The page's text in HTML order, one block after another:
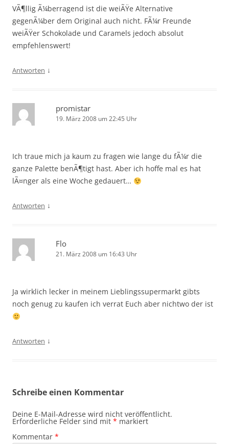
VÃ¶llig Ã¼berragend ist die weiÃŸe Alternative
gegenÃ¼ber dem Original auch nicht. FÃ¼r Freunde
weiÃŸer Schokolade und Caramels jedoch absolut
empfehlenswert!
Antworten ↓
promistar
19. März 2008 um 22:45 Uhr
Ich traue mich ja kaum zu fragen wie lange du fÃ¼r die
ganze Palette benÃ¶tigt hast. Aber ich hoffe mal es hat
lÃ¤nger als eine Woche gedauert…
Antworten ↓
Flo
21. März 2008 um 16:43 Uhr
Ja wirklich lecker in meinem Lieblingssupermarkt gibts
noch genug zu kaufen ich verrat Euch aber nichtwo der ist
Antworten ↓
Schreibe einen Kommentar
Deine E-Mail-Adresse wird nicht veröffentlicht.
Erforderliche Felder sind mit * markiert
Kommentar *